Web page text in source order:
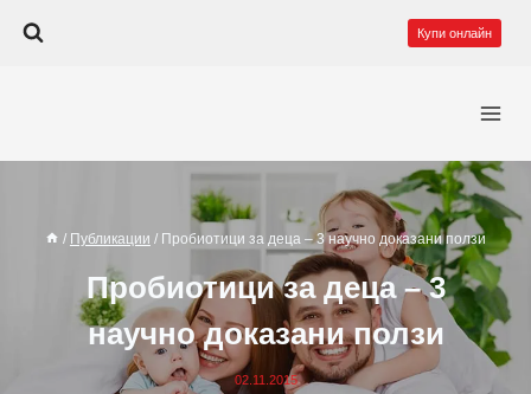
съдържанието
Купи онлайн
/ Публикации / Пробиотици за деца – 3 научно доказани ползи
Пробиотици за деца – 3
научно доказани ползи
02.11.2015